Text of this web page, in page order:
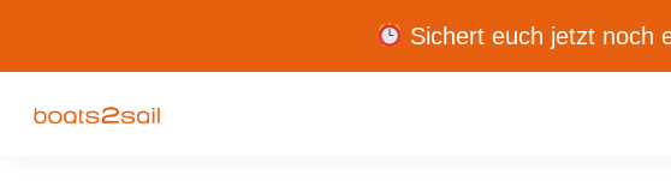
Sichert euch jetzt noch